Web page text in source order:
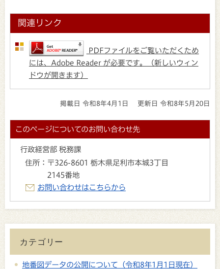
関連リンク
PDFファイルをご覧いただくため
には、Adobe Reader が必要です。（新しいウィン
ドウが開きます）
掲載日 令和8年4月1日 更新日 令和8年5月20日
このページについてのお問い合わせ先
行政経営部 税務課
住所： 〒326-8601 栃木県足利市本城3丁目
2145番地
お問い合わせはこちらから
カテゴリー
地番図データの公開について（令和8年1月1日現在）